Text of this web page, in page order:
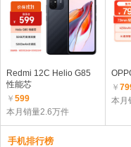
Redmi 12C Helio G85
性能芯
￥ 599
本月销量2.6万件
￥
本月
手机排行榜